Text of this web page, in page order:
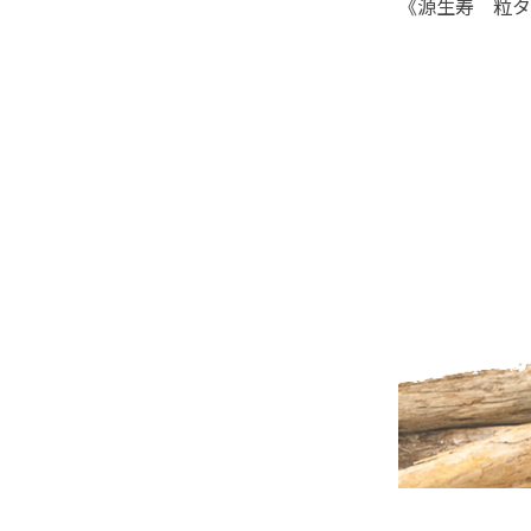
《源生寿 粒